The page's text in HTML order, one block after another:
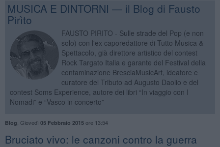
MUSICA E DINTORNI — il Blog di Fausto
Pirìto
FAUSTO PIRITO - Sulle strade del Pop (e non
solo) con l'ex caporedattore di Tutto Musica &
Spettacolo, già direttore artistico del contest
Rock Targato Italia e garante del Festival della
contaminazione BresciaMusicArt, ideatore e
curatore del Tributo ad Augusto Daolio e del
contest Soms Experience, autore dei libri “In viaggio con I
Nomadi” e “Vasco in concerto”
Blog Giovedì 05 Febbraio 2015ore 13:54
Bruciato vivo: le canzoni contro la guerra